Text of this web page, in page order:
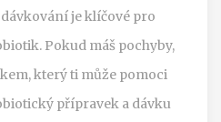
je klíčové pro
Pokud máš pochyby,
který ti může pomoci
přípravek a dávku